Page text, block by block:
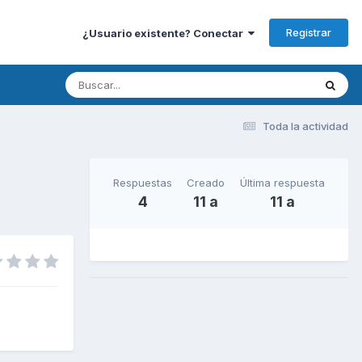
¿Usuario existente? Conectar Registrar
Toda la actividad
Respuestas
4
Creado
11 a
Última respuesta
11 a